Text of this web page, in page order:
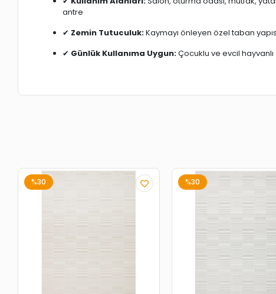
antre
✔ Zemin Tutuculuk:Kaymayı önleyen özel taban
✔ Günlük Kullanıma Uygun:Çocuklu ve evcil
%30 %30